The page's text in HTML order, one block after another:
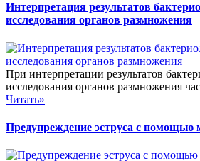
Интерпретация результатов
исследования органов размножения
При интерпретации результатов
исследования органов размножения
Читать»
Предупреждение эструса с помощью